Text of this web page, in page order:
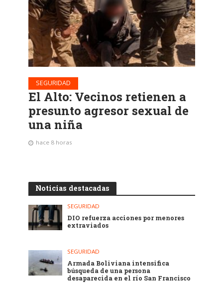
SEGURIDAD
El Alto: Vecinos retienen a
presunto agresor sexual de
una niña
hace 8 horas
Noticias destacadas
SEGURIDAD
DIO refuerza acciones por menores
extraviados
SEGURIDAD
Armada Boliviana intensifica
búsqueda de una persona
desaparecida en el río San Francisco